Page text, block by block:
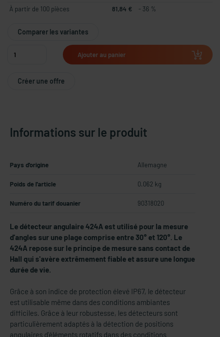
À partir de 100 pièces
81,84 € - 36 %
Comparer les variantes
Ajouter au panier
Créer une offre
Informations sur le produit
Pays d'origine Allemagne
Poids de l'article 0.062 kg
Numéro du tarif douanier 90318020
Le détecteur angulaire 424A est utilisé pour la mesure
d'angles sur une plage comprise entre 30° et 120°. Le
424A repose sur le principe de mesure sans contact de
Hall qui s'avère extrêmement fiable et assure une longue
durée de vie.
Grâce à son indice de protection élevé IP67, le détecteur
est utilisable même dans des conditions ambiantes
difficiles. Grâce à leur robustesse, les détecteurs sont
particulièrement adaptés à la détection de positions
angulaires d'éléments rotatifs dans des conditions